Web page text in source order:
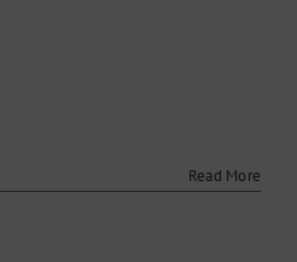
Read More